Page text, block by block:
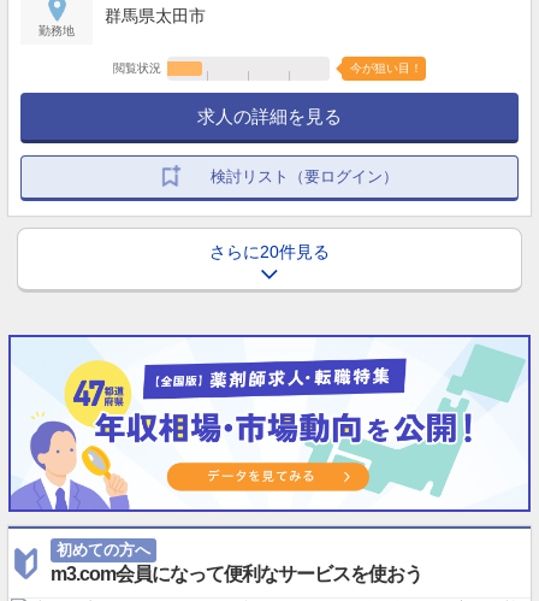
勤務地
群馬県太田市
閲覧状況 今が狙い目！
求人の詳細を見る
検討リスト（要ログイン）
さらに20件見る
初めての方へ
m3.com会員になって便利なサービスを使おう